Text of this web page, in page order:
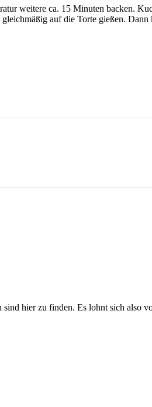
weitere ca. 15 Minuten backen.
auf die Torte gießen. Dann
hier zu finden. Es lohnt sich also